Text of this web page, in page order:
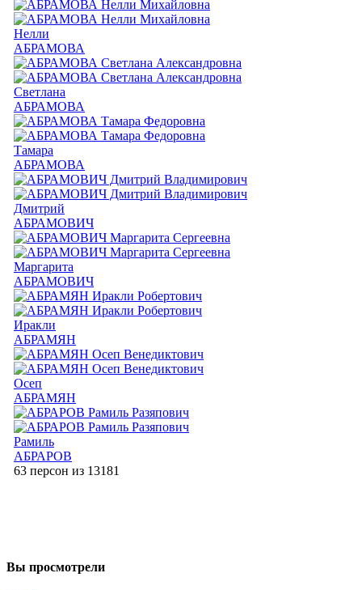
Нелли
АБРАМОВА
Светлана
АБРАМОВА
Тамара
АБРАМОВА
Дмитрий
АБРАМОВИЧ
Маргарита
АБРАМОВИЧ
Иракли
АБРАМЯН
Осеп
АБРАМЯН
Рамиль
АБРАРОВ
63 персон из 13181
Вы просмотрели